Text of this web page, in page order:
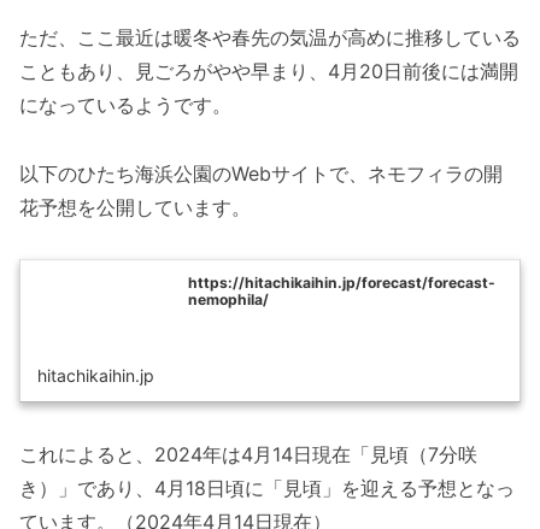
ただ、ここ最近は暖冬や春先の気温が高めに推移している
こともあり、見ごろがやや早まり、4月20日前後には満開
になっているようです。
以下のひたち海浜公園のWebサイトで、ネモフィラの開
花予想を公開しています。
https://hitachikaihin.jp/forecast/forecast-
nemophila/
hitachikaihin.jp
これによると、2024年は4月14日現在「見頃（7分咲
き）」であり、4月18日頃に「見頃」を迎える予想となっ
ています。（2024年4月14日現在）